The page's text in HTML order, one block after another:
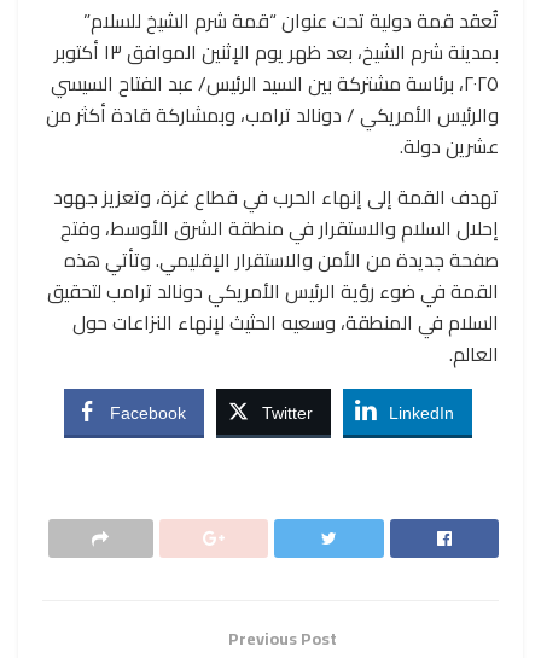
تُعقد قمة دولية تحت عنوان “قمة شرم الشيخ للسلام”
بمدينة شرم الشيخ، بعد ظهر يوم الإثنين الموافق ١٣ أكتوبر
٢٠٢٥، برئاسة مشتركة بين السيد الرئيس/ عبد الفتاح السيسي
والرئيس الأمريكي / دونالد ترامب، وبمشاركة قادة أكثر من
عشرين دولة.
تهدف القمة إلى إنهاء الحرب في قطاع غزة، وتعزيز جهود
إحلال السلام والاستقرار في منطقة الشرق الأوسط، وفتح
صفحة جديدة من الأمن والاستقرار الإقليمي. وتأتي هذه
القمة في ضوء رؤية الرئيس الأمريكي دونالد ترامب لتحقيق
السلام في المنطقة، وسعيه الحثيث لإنهاء النزاعات حول
العالم.
Facebook Twitter LinkedIn
Previous Post